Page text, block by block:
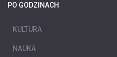
PO GODZINACH
KULTURA
NAUKA